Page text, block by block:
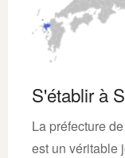
S'établir à
La préfecture
est un véritable